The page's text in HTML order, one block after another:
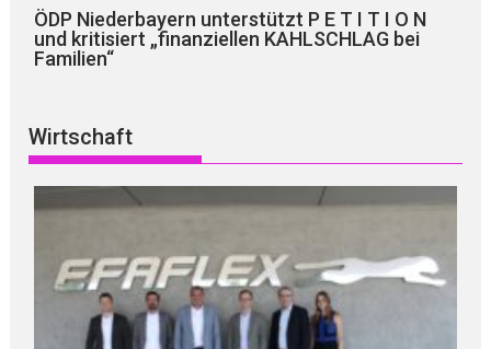
ÖDP Niederbayern unterstützt P E T I T I O N
und kritisiert „finanziellen KAHLSCHLAG bei
Familien“
Wirtschaft